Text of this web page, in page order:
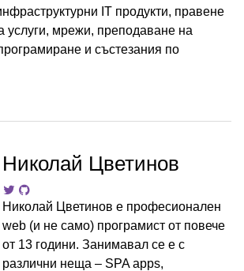
IT продукти, правене
услуги, мрежи, преподаване на
и състезания по
Николай Цветинов
Николай Цветинов е професионален
web (и не само) програмист от повече
от 13 години. Занимавал се е с
различни неща – SPA apps,